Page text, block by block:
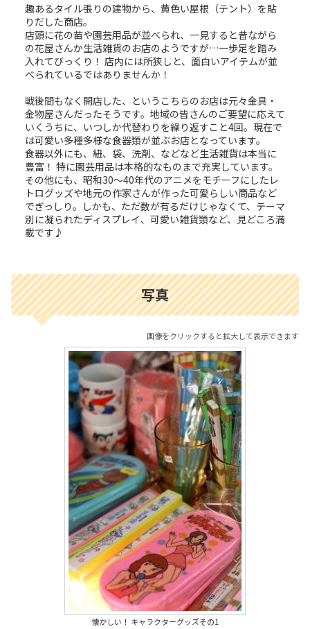
趣あるタイル張りの建物から、黄色い屋根（テント）を貼
りだした商店。
店頭に花の苗や園芸用品が並べられ、一見すると昔ながら
の花屋さんか生活雑貨のお店のようですが…一歩足を踏み
入れてびっくり！ 店内には所狭しと、面白いアイテムが並
べられているではありませんか！
戦後間もなく開店した、というこちらのお店は元々金具・
金物屋さんだったそうです。地域の皆さんのご要望に応えて
いくうちに、いつしか代替わりを繰り返すこと4回。現在で
は可愛い多種多様な食器類が並ぶお店となっています。
食器以外にも、紐、袋、洗剤、などなど生活雑貨は本当に
豊富！ 特に園芸用品は本格的なものまで充実しています。
その他にも、昭和30～40年代のアニメをモチーフにしたレ
トログッズや地元の作家さんが作った可愛らしい商品など
でぎっしり。しかも、ただ数が有るだけじゃなくて、テーマ
別に凝られたディスプレイ、可愛い雑貨類など、見どころ満
載です♪
写真
画像をクリックすると拡大して表示できます
懐かしい！ キャラクターグッズその1